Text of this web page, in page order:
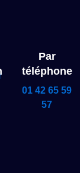
Par
téléphone
01 42 65 59
57